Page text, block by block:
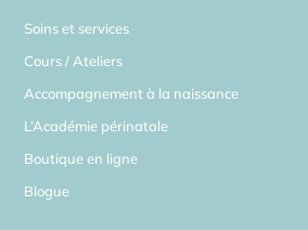
Soins et services
Cours / Ateliers
Accompagnement à la naissance
L’Académie périnatale
Boutique en ligne
Blogue